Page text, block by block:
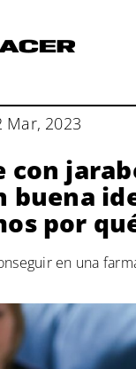
2023
con
buena
por
en una